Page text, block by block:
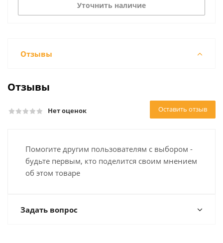
Уточнить наличие
Отзывы
Отзывы
Нет оценок Оставить отзыв
Помогите другим пользователям с выбором -
будьте первым, кто поделится своим мнением
об этом товаре
Задать вопрос